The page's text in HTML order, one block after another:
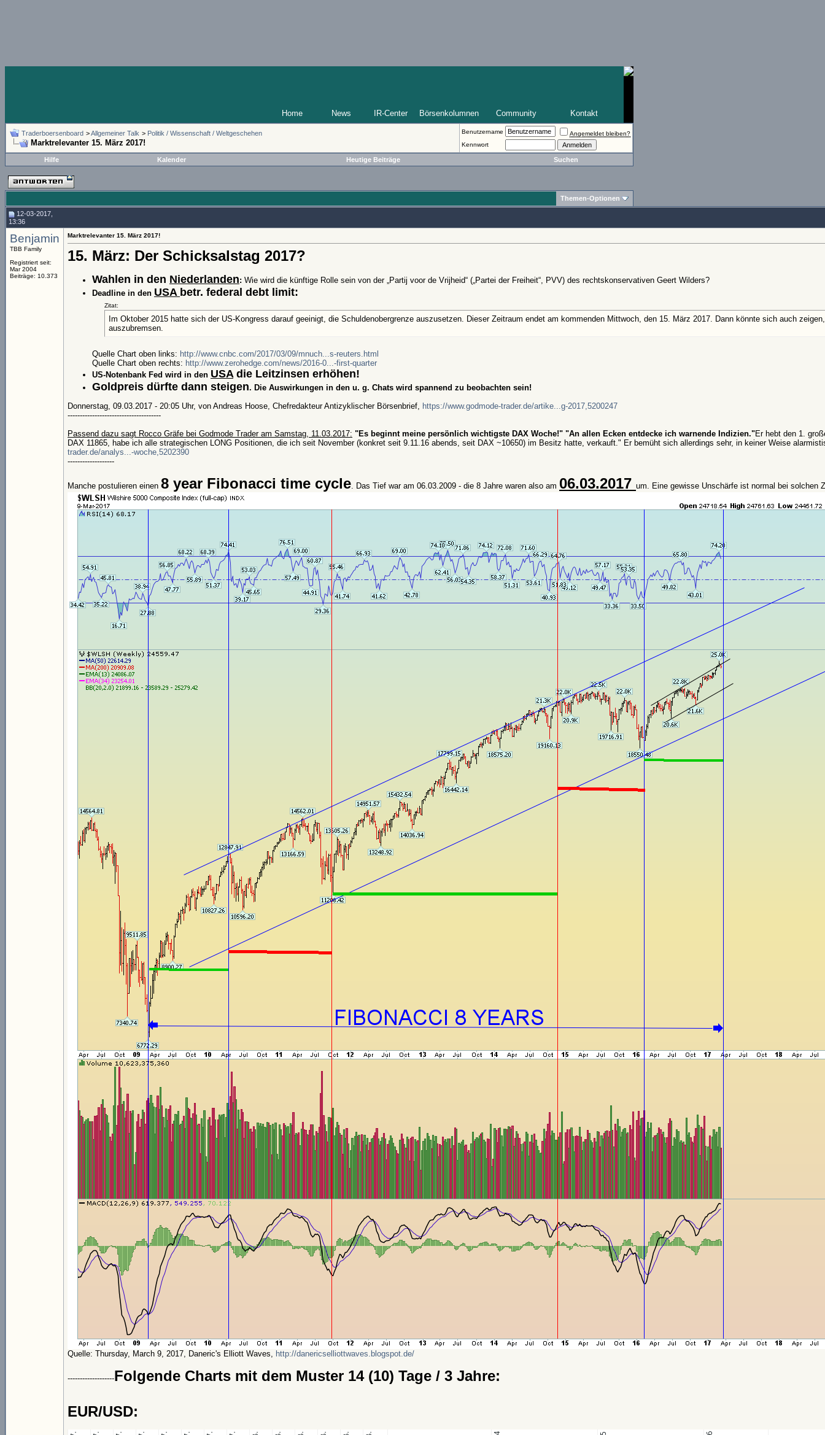
Home News IR-Center Börsenkolumnen Community Kontakt
Traderboersenboard >Allgemeiner Talk > Politik / Wissenschaft / Weltgeschehen
Marktrelevanter 15. März 2017!
Benutzername
Angemeldet bleiben?
Kennwort
Hilfe Kalender Heutige Beiträge Suchen
Themen-Optionen
12-03-2017,
13:36
Benjamin
TBB Family
Registriert seit:
Mar 2004
Beiträge: 10.373
Marktrelevanter 15. März 2017!
15. März: Der Schicksalstag 2017?
Wahlen in den Niederlanden: Wie wird die künftige Rolle sein von der „Partij voor de Vrijheid“ („Partei der Freiheit“, PVV) des rechtskonservativen Geert Wilders?
Deadline in den USA betr. federal debt limit:
Zitat:
Im Oktober 2015 hatte sich der US-Kongress darauf geeinigt, die Schuldenobergrenze auszusetzen. Dieser Zeitraum endet am kommenden Mittwoch, den 15. März 2017. Dann könnte sich auch
auszubremsen.
Quelle Chart oben links: http://www.cnbc.com/2017/03/09/mnuch...s-reuters.html
Quelle Chart oben rechts: http://www.zerohedge.com/news/2016-0...-first-quarter
US-Notenbank Fed wird in den USA die Leitzinsen erhöhen!
Goldpreis dürfte dann steigen. Die Auswirkungen in den u. g. Chats wird spannend zu beobachten sein!
Donnerstag, 09.03.2017 - 20:05 Uhr, von Andreas Hoose, Chefredakteur Antizyklischer Börsenbrief,
https://www.godmode-trader.de/artike...g-2017,5200247
--------------------------------------
Passend dazu sagt Rocco Gräfe bei Godmode Trader am Samstag, 11.03.2017: "Es beginnt meine persönlich wichtigste DAX Woche!" "An allen Ecken entdecke ich warnende Indizien."Er hebt den 1.
DAX 11865, habe ich alle strategischen LONG Positionen, die ich seit November (konkret seit 9.11.16 abends, seit DAX ~10650) im Besitz hatte, verkauft." Er bemüht sich allerdings sehr, in keiner Weise
trader.de/analys...-woche,5202390
-------------------
Manche postulieren einen 8 year Fibonacci time cycle . Das Tief war am 06.03.2009 - die 8 Jahre waren also am 06.03.2017 um. Eine gewisse Unschärfe ist normal bei solchen
Quelle: Thursday, March 9, 2017, Daneric's Elliott Waves, http://danericselliottwaves.blogspot.de/
-------------------Folgende Charts mit dem Muster 14 (10) Tage / 3 Jahre:
EUR/USD: